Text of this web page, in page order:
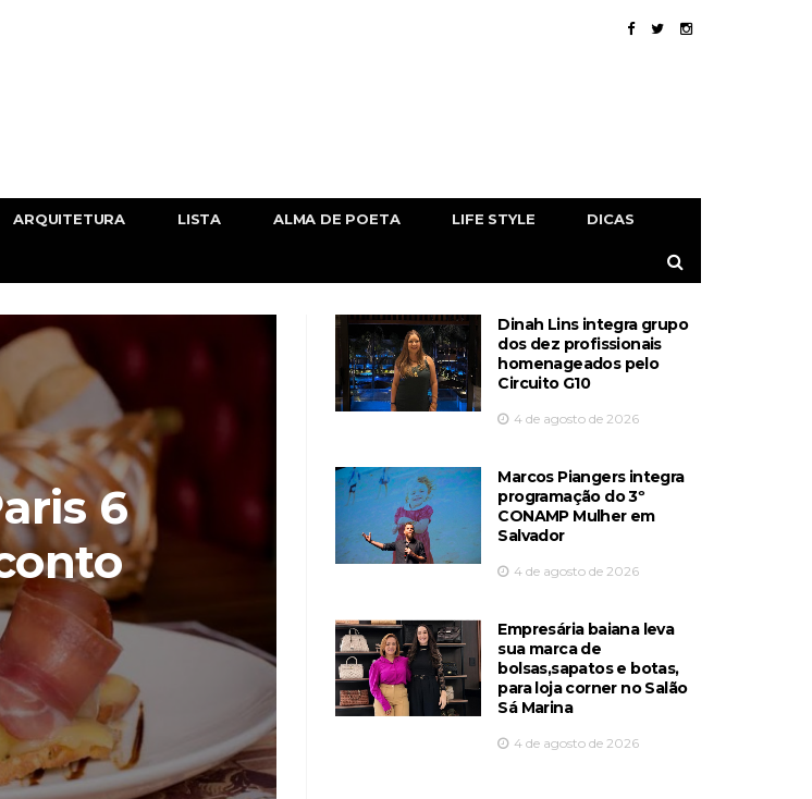
ARQUITETURA LISTA ALMA DE POETA LIFE STYLE DICAS
6
Dinah Lins integra grupo
dos dez profissionais
homenageados pelo
Circuito G10
4 de agosto de 2026
Marcos Piangers integra
programação do 3º
CONAMP Mulher em
Salvador
4 de agosto de 2026
Empresária baiana leva
sua marca de
bolsas,sapatos e botas,
para loja corner no Salão
Sá Marina
4 de agosto de 2026